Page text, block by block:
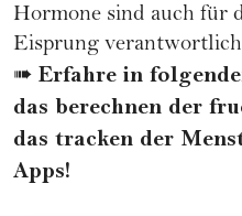
Hormone sind auch für
Eisprung
➠ Erfahre in
das berechnen der
das tracken der
Apps!